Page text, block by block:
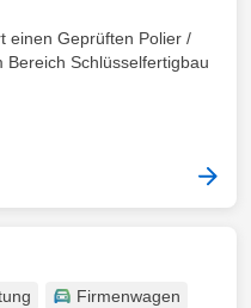
einen Geprüften Polier /
Bereich Schlüsselfertigbau
Firmenwagen